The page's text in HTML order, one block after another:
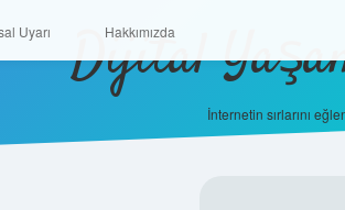
Uyarı Hakkımızda
Dijital
İnternetin sırlarını
Yasal Uyarı Hakkımızda